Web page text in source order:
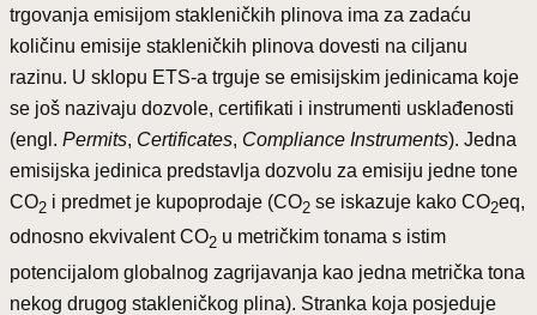
trgovanja emisijom stakleničkih plinova ima za zadaću
količinu emisije stakleničkih plinova dovesti na ciljanu
razinu. U sklopu ETS-a trguje se emisijskim jedinicama koje
se još nazivaju dozvole, certifikati i instrumenti usklađenosti
(engl. Permits, Certificates, Compliance Instruments). Jedna
emisijska jedinica predstavlja dozvolu za emisiju jedne tone
CO2 i predmet je kupoprodaje (CO2 se iskazuje kako CO2eq,
odnosno ekvivalent CO2 u metričkim tonama s istim
potencijalom globalnog zagrijavanja kao jedna metrička tona
nekog drugog stakleničkog plina). Stranka koja posjeduje